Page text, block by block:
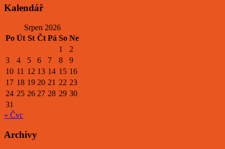
Kalendář
Srpen 2026
Po Út St Čt Pá So Ne
1
2
3
4 5 6 7 8
9
10 11 12 13 14 15 16
17 18 19 20 21 22 23
24 25 26 27 28 29 30
31
« Čvc
Archivy